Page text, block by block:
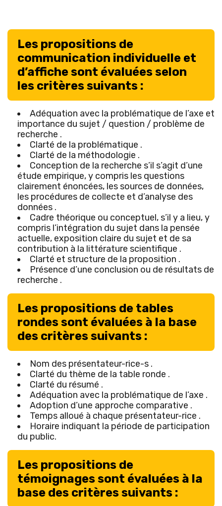
Les propositions de
communication individuelle et
d’affiche sont évaluées selon
les critères suivants :
Adéquation avec la problématique de l’axe et
importance du sujet / question / problème de
recherche .
Clarté de la problématique .
Clarté de la méthodologie .
Conception de la recherche s’il s’agit d’une
étude empirique, y compris les questions
clairement énoncées, les sources de données,
les procédures de collecte et d’analyse des
données .
Cadre théorique ou conceptuel, s’il y a lieu, y
compris l’intégration du sujet dans la pensée
actuelle, exposition claire du sujet et de sa
contribution à la littérature scientifique .
Clarté et structure de la proposition .
Présence d’une conclusion ou de résultats de
recherche .
Les propositions de tables
rondes sont évaluées à la base
des critères suivants :
Nom des présentateur-rice-s .
Clarté du thème de la table ronde .
Clarté du résumé .
Adéquation avec la problématique de l’axe .
Adoption d’une approche comparative .
Temps alloué à chaque présentateur-rice .
Horaire indiquant la période de participation
du public.
Les propositions de
témoignages sont évaluées à la
base des critères suivants :